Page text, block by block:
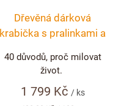
Dřevěná dárková
krabička s pralinkami a
1 799 Kč / ks
40 důvodů, proč milovat
život.